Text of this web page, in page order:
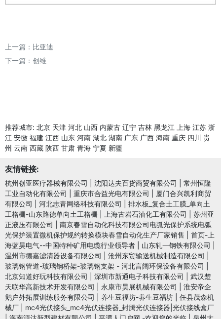
上一篇： 比亚迪
下一篇： 创维
推荐城市: 北京 天津 河北 山西 内蒙古 辽宁 吉林 黑龙江 上海 江苏 浙
江 安徽 福建 江西 山东 河南 湖北 湖南 广东 广西 海南 重庆 四川 贵
州 云南 西藏 陕西 甘肃 青海 宁夏 新疆
友情链接:
杭州创亚医疗器械有限公司 沈阳达夫百货商贸有限公司
常州恒隆
工业自动化有限公司
重庆市合益光电有限公司
厦门合兴凯利商贸
有限公司
河北志青网络科技有限公司
排水板_复合土工膜_单向土
工格栅-山东路德单向土工格栅
上海古岩石油化工有限公司
苏州亚
正液压有限公司
南京春雪自动化科技有限公司电弧光保护系统电弧
光保护装置微机保护规约转换模块春雪自动化生产厂家销售
首页-上
海蓝昊电气--中国特种矿用电缆行业领导者
山东轧一钢铁有限公司
温州市德嘉滤清器设备有限公司
沧州东贸输送机械制造有限公司
玻璃钢管道-玻璃钢桥架-玻璃钢支架 - 河北言阔环保设备有限公司
北京知道好玩科技有限公司
深圳市新通电子科技有限公司
武汉楚
天联华高新技术开发有限公司
永康市昊展机械有限公司
淮安帝企
鹅户外拓展训练服务有限公司
养生豆福坊-养生豆福坊
任县茂森机
械厂
mc4光伏接头_mc4光伏连接器_封腾光伏连接器|光伏接线盒厂